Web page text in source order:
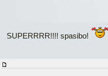
SUPERRRR!!!! spasibo!